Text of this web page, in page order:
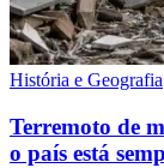
História e Geografia
Terremoto de
o país está